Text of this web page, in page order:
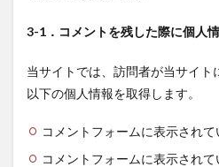
3-1．コメントを残した際に個人
当サイトでは、訪問者が当サイト
以下の個人情報を取得します。
コメントフォームに表示されて
コメントフォームに表示され